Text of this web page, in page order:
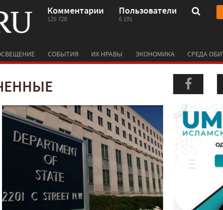
Комментарии
125 728
Пользователи
6 191
СОБЫТИЯ ИХ НРАВЫ ЭКОНОМИКА СРЕДА